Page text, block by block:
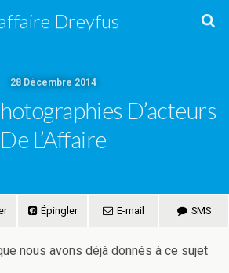
Dreyfus
28 Décembre 2014
D’acteurs
De L’Affaire
Épingler E-mail SMS
nous avons déjà donnés à ce sujet